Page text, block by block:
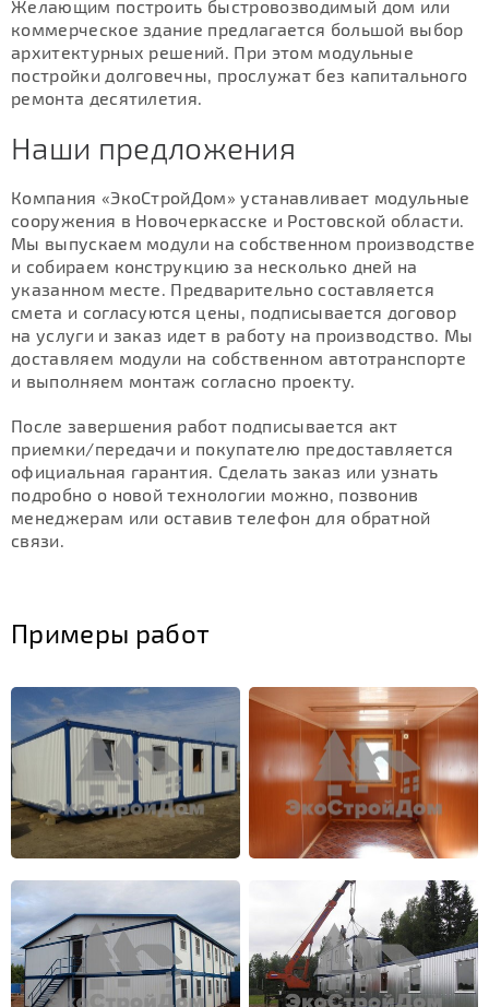
Желающим построить быстровозводимый дом или
коммерческое здание предлагается большой выбор
архитектурных решений. При этом модульные
постройки долговечны, прослужат без капитального
ремонта десятилетия.
Наши предложения
Компания «ЭкоСтройДом» устанавливает модульные
сооружения в Новочеркасске и Ростовской области.
Мы выпускаем модули на собственном производстве
и собираем конструкцию за несколько дней на
указанном месте. Предварительно составляется
смета и согласуются цены, подписывается договор
на услуги и заказ идет в работу на производство. Мы
доставляем модули на собственном автотранспорте
и выполняем монтаж согласно проекту.
После завершения работ подписывается акт
приемки/передачи и покупателю предоставляется
официальная гарантия. Сделать заказ или узнать
подробно о новой технологии можно, позвонив
менеджерам или оставив телефон для обратной
связи.
Примеры работ